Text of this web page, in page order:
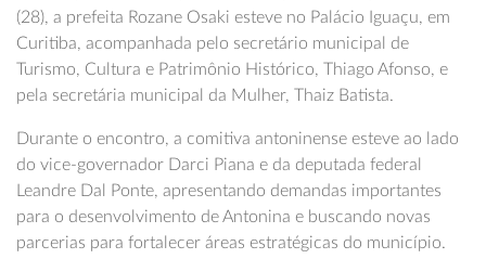
(28), a prefeita Rozane Osaki esteve no Palácio Iguaçu, em
Curitiba, acompanhada pelo secretário municipal de
Turismo, Cultura e Patrimônio Histórico, Thiago Afonso, e
pela secretária municipal da Mulher, Thaiz Batista.
Durante o encontro, a comitiva antoninense esteve ao lado
do vice-governador Darci Piana e da deputada federal
Leandre Dal Ponte, apresentando demandas importantes
para o desenvolvimento de Antonina e buscando novas
parcerias para fortalecer áreas estratégicas do município.